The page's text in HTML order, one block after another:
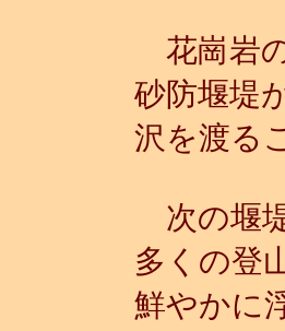
花崗岩
砂防堰堤
沢を渡る
次の堰
多くの登
鮮やかに